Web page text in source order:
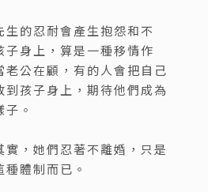
的忍耐會產生抱怨和不
子身上，算是一種移情作
老公在顧，有的人會把自己
到孩子身上，期待他們成為
。
，她們忍著不離婚，只是
體制而已。